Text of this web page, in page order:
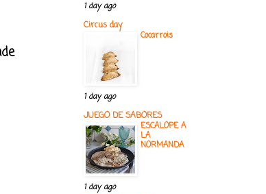
1 day ago
Circus day
Cocarrois
1 day ago
JUEGO DE SABORES
ESCALOPE A
LA
NORMANDA
1 day ago